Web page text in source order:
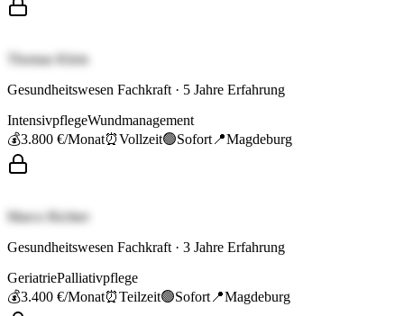
Thomas Klein
Gesundheitswesen Fachkraft · 5 Jahre Erfahrung
IntensivpflegeWundmanagement
💰3.800 €/Monat⏰Vollzeit🟢Sofort 📍Magdeburg
Marco Richter
Gesundheitswesen Fachkraft · 3 Jahre Erfahrung
GeriatriePalliativpflege
💰3.400 €/Monat⏰Teilzeit🟢Sofort 📍Magdeburg